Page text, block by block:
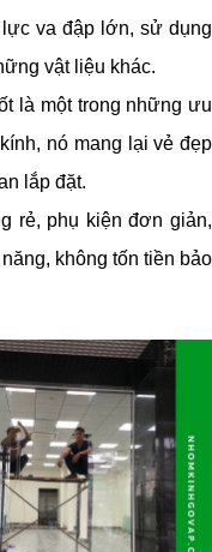
va đập lớn, sử dụng
vật liệu khác.
là một trong những ưu
nó mang lại vẻ đẹp
lắp đặt.
rẻ, phụ kiện đơn giản,
không tốn tiền bảo